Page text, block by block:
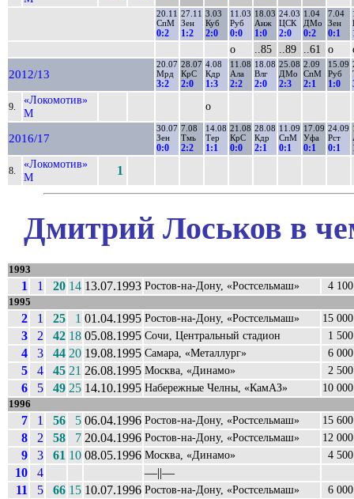
20.11
СпМ
0:2
27.11
Зен
1:2
3.03
Куб
2:0
11.03
Руб
0:0
18.03
Анж
1:0
24.03
ЦСК
2:0
1.04
ДМо
0:2
7.04
Зен
0:1
о ..85 ..89 ..61 о
2012/13
20.07
Мрд
3:2
28.07
КрС
2:0
4.08
Кдр
1:3
11.08
Ала
2:2
18.08
Влг
2:0
25.08
ДМо
2:3
2.09
СпМ
2:1
15.09
Руб
1:0
9.
«Локомотив»
М
о
2016/17
30.07
Зен
0:0
7.08
Тмь
2:2
14.08
Тер
1:1
21.08
КрС
0:0
28.08
Кдр
2:1
11.09
СпМ
0:1
17.09
Уфа
0:1
24.09
Рст
0:1
8.
«Локомотив»
М
1
Дмитрий Лоськов в
1993
1 1 20 14 13.07.1993 Ростов-на-Дону, «Ростсельмаш» 4 100
1995
2 1 25 1 01.04.1995 Ростов-на-Дону, «Ростсельмаш» 15 000
3 2 42 18 05.08.1995 Сочи, Центральный стадион 1 500
4 3 44 20 19.08.1995 Самара, «Металлург» 6 000
5 4 45 21 26.08.1995 Москва, «Динамо» 2 500
6 5 49 25 14.10.1995 Набережные Челны, «КамАЗ» 10 000
1996
7 1 56 5 06.04.1996 Ростов-на-Дону, «Ростсельмаш» 15 600
8 2 58 7 20.04.1996 Ростов-на-Дону, «Ростсельмаш» 12 000
9 3 61 10 08.05.1996 Москва, «Динамо» 4 500
10 4
––||––
11
5 66 15 10.07.1996 Ростов-на-Дону, «Ростсельмаш» 6 000